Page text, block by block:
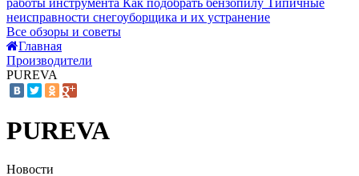
работы инструмента Как подобрать бензопилу Типичные
неисправности снегоуборщика и их устранение
Все обзоры и советы
Главная
Производители
PUREVA
PUREVA
Новости